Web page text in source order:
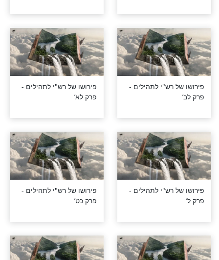
רש"י לתהילים -
פירושו של רש"י לתהילים -
פרק לט’
רש"י לתהילים -
פירושו של רש"י לתהילים -
פרק לז’